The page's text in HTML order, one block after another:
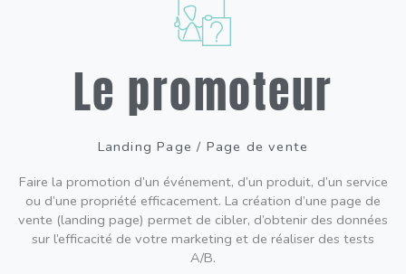
Le promoteur
Landing Page / Page de vente
Faire la promotion d’un événement, d’un produit, d’un service
ou d’une propriété efficacement. La création d’une page de
vente (landing page) permet de cibler, d’obtenir des données
sur l’efficacité de votre marketing et de réaliser des tests
A/B.